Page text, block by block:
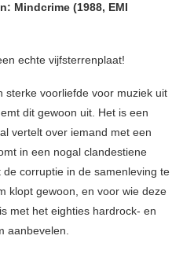
Mindcrime (1988, EMI
echte vijfsterrenplaat!
sterke voorliefde voor muziek uit
dit gewoon uit. Het is een
vertelt over iemand met een
in een nogal clandestiene
corruptie in de samenleving te
klopt gewoon, en voor wie deze
met het eighties hardrock- en
aanbevelen.